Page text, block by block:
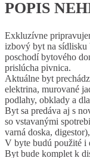
POPIS
Exkluzívne
izbový byt na sídlisku
poschodí bytového
prislúcha pivnica.
Aktuálne byt
elektrina, murované
podlahy, obklady a
Byt sa predáva aj s
so vstavanými
varná doska,
V byte budú použité i
Byt bude komplet k